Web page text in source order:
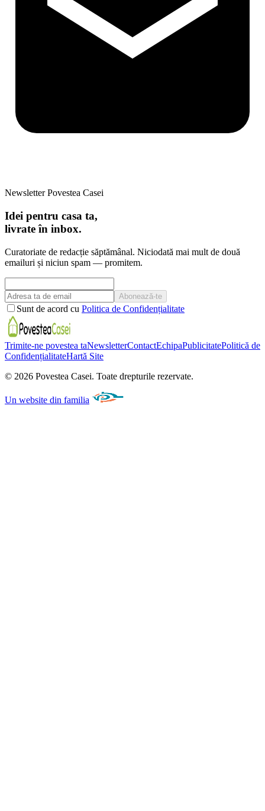
Newsletter Povestea Casei
Idei pentru casa ta,
livrate în inbox.
Curatoriate de redacție săptămânal. Niciodată mai mult de două
emailuri și niciun spam — promitem.
Abonează-te
Sunt de acord cu Politica de Confidențialitate
Trimite-ne povestea taNewsletterContactEchipaPublicitatePolitică de
ConfidențialitateHartă Site
© 2026 Povestea Casei. Toate drepturile rezervate.
Un website din familia